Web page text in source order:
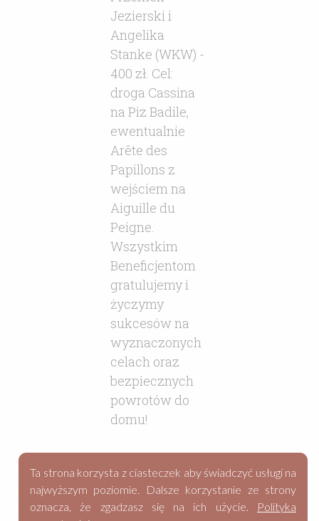
Ta strona korzysta z ciasteczek aby świadczyć usługi na
najwyższym poziomie. Dalsze korzystanie ze strony
oznacza, że zgadzasz się na ich użycie.
Polityka